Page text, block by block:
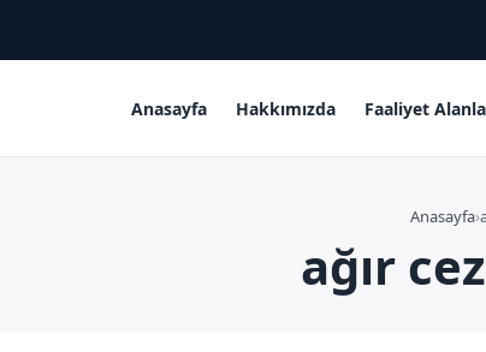
Anasayfa Hakkımızda Faaliyet
Anasayfa›
ağır